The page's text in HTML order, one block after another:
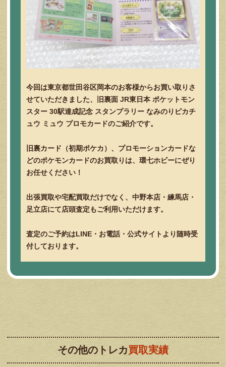
今回は東京都世田谷区岡本のお客様からお買い取りさ
せていただきました、旧裏面 JR東日本 ポケットモン
スター 30駅達成記念 スタンプラリー なみのりピカチ
ュウ ミュウ プロモカードのご紹介です。
旧裏カード（初期ポケカ）、プロモーションカードな
どのポケモンカードのお買取りは、環七ホビーにぜり
お任せください！
出張買取や宅配買取だけでなく、中野本店・練馬店・
足立店にて店頭査定もご利用いただけます。
査定のご予約はLINE・お電話・公式サイトより随時受
付しております。
その他のトレカ買取実績